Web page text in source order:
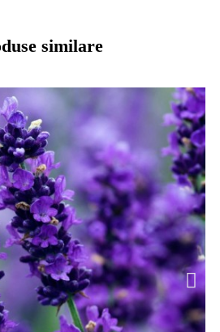
similare